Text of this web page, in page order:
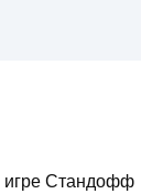
игре Стандофф